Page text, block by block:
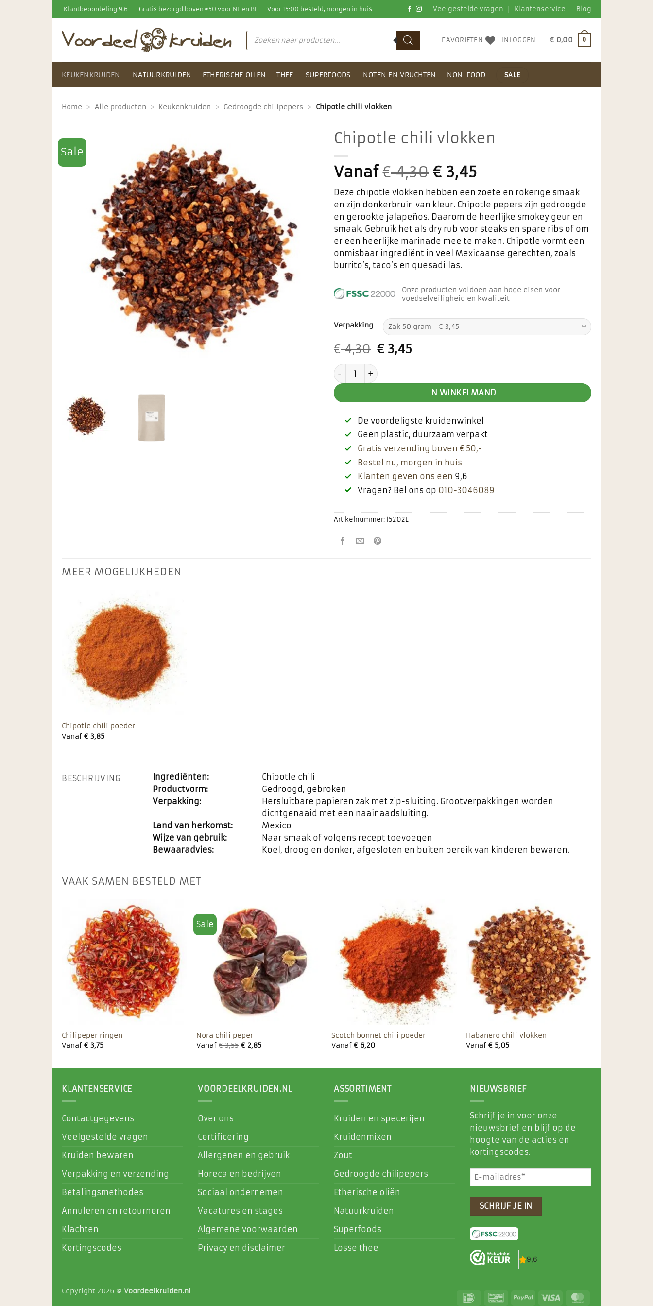
naar
inhoud
Klantbeoordeling 9.6 Gratis bezorgd boven €50 voor NL en BE Voor 15:00 besteld, morgen in huis Veelgestelde vragen Klantenservice Blog
Producten
zoeken FAVORIETEN INLOGGEN € 0,00 0
KEUKENKRUIDEN NATUURKRUIDEN ETHERISCHE OLIËN THEE SUPERFOODS NOTEN EN VRUCHTEN NON-FOOD SALE
Home > Alle producten > Keukenkruiden > Gedroogde chilipepers > Chipotle chili vlokken
Sale
Chipotle chili vlokken
Vanaf€4,30 €3,45
Deze chipotle vlokken hebben een zoete en rokerige smaak
en zijn donkerbruin van kleur. Chipotle pepers zijn gedroogde
en gerookte jalapeños. Daarom de heerlijke smokey geur en
smaak. Gebruik het als dry rub voor steaks en spare ribs of om
er een heerlijke marinade mee te maken. Chipotle vormt een
onmisbaar ingrediënt in veel Mexicaanse gerechten, zoals
burrito’s, taco’s en quesadillas.
Onze producten voldoen aan hoge eisen voor
voedselveiligheid en kwaliteit
Verpakking
€4,30 Oorspronkelijke
was:
€ 4,30.
€3,45
€ 3,45.
Chipotle chili vlokken aantal
IN WINKELMAND
De voordeligste kruidenwinkel
Geen plastic, duurzaam verpakt
Gratis verzending boven € 50,-
Bestel nu, morgen in huis
Klanten geven ons een 9,6
Vragen? Bel ons op 010-3046089
Artikelnummer:15202L
MEER MOGELIJKHEDEN
Toevoegen
aan
favorieten
Chipotle chili poeder
Vanaf €3,85
BESCHRIJVING Ingrediënten:
Chipotle chili
Productvorm:
Gedroogd, gebroken
Verpakking:
Hersluitbare papieren zak met zip-sluiting. Grootverpakkingen worden
dichtgenaaid met een naainaadsluiting.
Land van herkomst:
Mexico
Wijze van gebruik:
Naar smaak of volgens recept toevoegen
Bewaaradvies:
Koel, droog en donker, afgesloten en buiten bereik van kinderen bewaren.
VAAK SAMEN BESTELD MET
Toevoegen
aan
favorieten
Chilipeper ringen
Vanaf €3,75
Sale
favorieten
Nora chili peper
Vanaf€3,55 €2,85
Toevoegen
aan
favorieten
Scotch bonnet chili poeder
Vanaf €6,20
Toevoegen
aan
favorieten
Habanero chili vlokken
Vanaf€5,05
KLANTENSERVICE
Contactgegevens
Veelgestelde vragen
Kruiden bewaren
Verpakking en verzending
Betalingsmethodes
Annuleren en retourneren
Klachten
Kortingscodes
VOORDEELKRUIDEN.NL
Over ons
Certificering
Allergenen en gebruik
Horeca en bedrijven
Sociaal ondernemen
Vacatures en stages
Algemene voorwaarden
Privacy en disclaimer
ASSORTIMENT
Kruiden en specerijen
Kruidenmixen
Zout
Gedroogde chilipepers
Etherische oliën
Natuurkruiden
Superfoods
Losse thee
NIEUWSBRIEF
Schrijf je in voor onze
nieuwsbrief en blijf op de
hoogte van de acties en
kortingscodes.
E-
mailadres
(Vereist)
IDeal BancontactPayPal Visa
Copyright 2026 © Voordeelkruiden.nl